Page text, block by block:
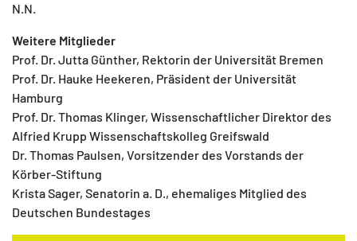
N.N.
Weitere Mitglieder
Prof. Dr. Jutta Günther, Rektorin der Universität Bremen
Prof. Dr. Hauke Heekeren, Präsident der Universität
Hamburg
Prof. Dr. Thomas Klinger, Wissenschaftlicher Direktor des
Alfried Krupp Wissenschaftskolleg Greifswald
Dr. Thomas Paulsen, Vorsitzender des Vorstands der
Körber-Stiftung
Krista Sager, Senatorin a. D., ehemaliges Mitglied des
Deutschen Bundestages
Matomo